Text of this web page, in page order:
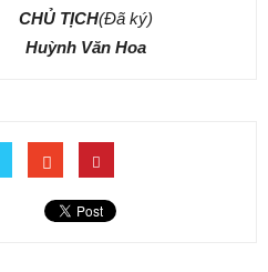
CHỦ TỊCH(Đã ký)
Huỳnh Văn Hoa